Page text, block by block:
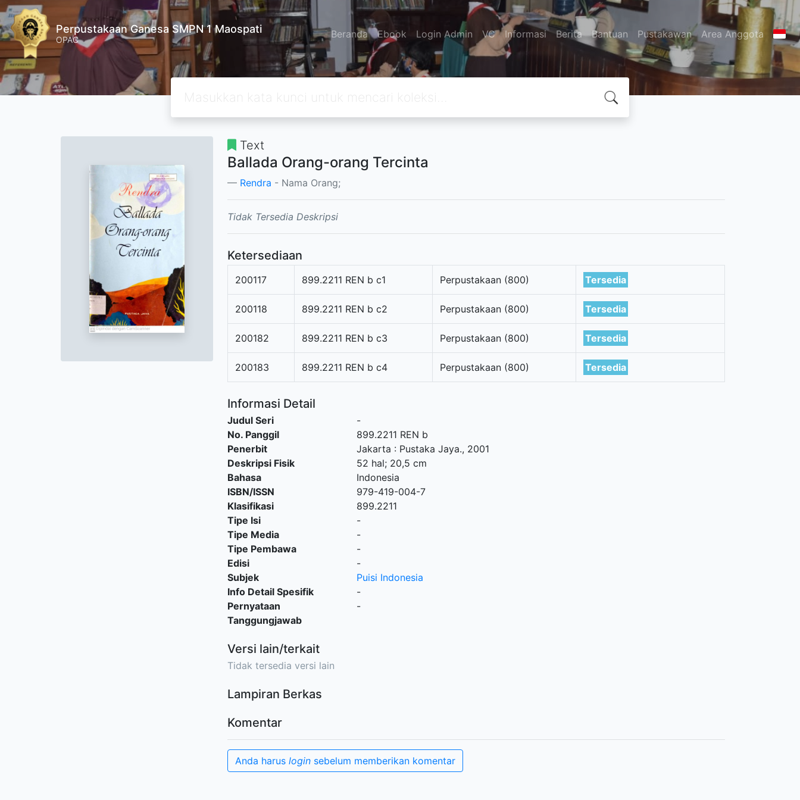
Perpustakaan Ganesa SMPN 1 Maospati
OPAC Beranda Ebook Login Admin VC Informasi Berita Bantuan Pustakawan Area Anggota
Text
Ballada Orang-orang Tercinta
Rendra - Nama Orang;
Tidak Tersedia Deskripsi
Ketersediaan
200117 899.2211 REN b c1 Perpustakaan (800) Tersedia
200118 899.2211 REN b c2 Perpustakaan (800) Tersedia
200182 899.2211 REN b c3 Perpustakaan (800) Tersedia
200183 899.2211 REN b c4 Perpustakaan (800) Tersedia
Informasi Detail
Judul Seri
-
No. Panggil
899.2211 REN b
Penerbit
Jakarta : Pustaka Jaya., 2001
Deskripsi Fisik
52 hal; 20,5 cm
Bahasa
Indonesia
ISBN/ISSN
979-419-004-7
Klasifikasi
899.2211
Tipe Isi
-
Tipe Media
-
Tipe Pembawa
-
Edisi
-
Subjek
Puisi Indonesia
Info Detail Spesifik
-
Pernyataan
Tanggungjawab
-
Versi lain/terkait
Tidak tersedia versi lain
Lampiran Berkas
Komentar
Anda harus login sebelum memberikan komentar